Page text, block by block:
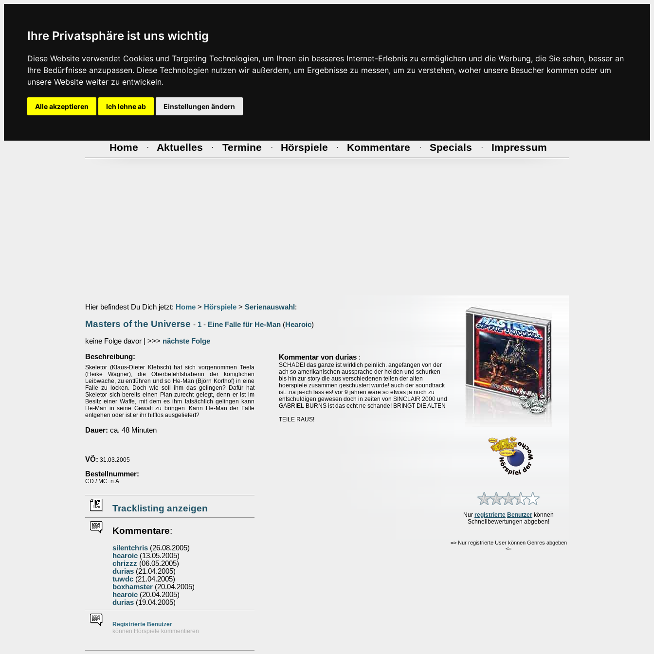
Ihre Privatsphäre ist uns wichtig
Diese Website verwendet Cookies und Targeting Technologien, um Ihnen ein besseres Internet-Erlebnis zu ermöglichen und die Werbung, die Sie sehen, besser an
Ihre Bedürfnisse anzupassen. Diese Technologien nutzen wir außerdem, um Ergebnisse zu messen, um zu verstehen, woher unsere Besucher kommen oder um
unsere Website weiter zu entwickeln.
Alle akzeptieren Ich lehne ab Einstellungen ändern
Home · Aktuelles · Termine · Hörspiele · Kommentare · Specials · Impressum
Hier befindest Du Dich jetzt: Home > Hörspiele > Serienauswahl :
Masters of the Universe - 1 - Eine Falle für He-Man (Hearoic)
keine Folge davor | >>> nächste Folge
Nur registrierte Benutzer können
Schnellbewertungen abgeben!
=> Nur registrierte User können Genres abgeben
<=
Beschreibung:
Skeletor (Klaus-Dieter Klebsch) hat sich vorgenommen Teela
(Heike Wagner), die Oberbefehlshaberin der königlichen
Leibwache, zu entführen und so He-Man (Björn Korthof) in eine
Falle zu locken. Doch wie soll ihm das gelingen? Dafür hat
Skeletor sich bereits einen Plan zurecht gelegt, denn er ist im
Besitz einer Waffe, mit dem es ihm tatsächlich gelingen kann
He-Man in seine Gewalt zu bringen. Kann He-Man der Falle
entgehen oder ist er ihr hilflos ausgeliefert?
Dauer: ca. 48 Minuten
VÖ: 31.03.2005
Bestellnummer:
CD / MC: n.A
Tracklisting anzeigen
Kommentare:
silentchris (26.08.2005)
hearoic (13.05.2005)
chrizzz (06.05.2005)
durias (21.04.2005)
tuwdc (21.04.2005)
boxhamster (20.04.2005)
hearoic (20.04.2005)
durias (19.04.2005)
Registrierte Benutzer
können Hörspiele kommentieren
Kommentar von durias :
SCHADE! das ganze ist wirklich peinlich. angefangen von der
ach so amerikanischen aussprache der helden und schurken
bis hin zur story die aus verschiedenen teilen der alten
hoerspiele zusammen geschustert wurde! auch der soundtrack
ist...na ja-ich lass es! vor 9 jahren wäre so etwas ja noch zu
entschuldigen gewesen doch in zeiten von SINCLAIR 2000 und
GABRIEL BURNS ist das echt ne schande! BRINGT DIE ALTEN
TEILE RAUS!